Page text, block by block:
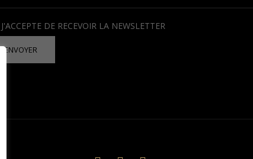
J'ACCEPTE DE RECEVOIR LA NEWSLETTER